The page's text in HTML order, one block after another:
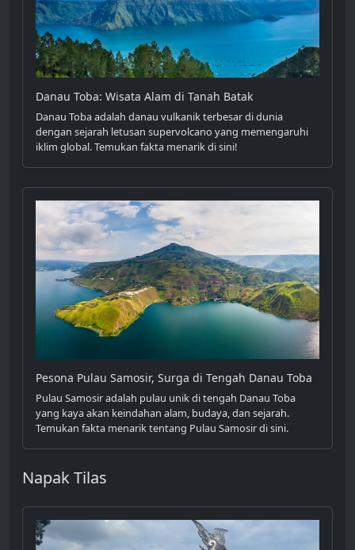
Danau Toba: Wisata Alam di Tanah Batak
Danau Toba adalah danau vulkanik terbesar di dunia
dengan sejarah letusan supervolcano yang memengaruhi
iklim global. Temukan fakta menarik di sini!
Pesona Pulau Samosir, Surga di Tengah Danau Toba
Pulau Samosir adalah pulau unik di tengah Danau Toba
yang kaya akan keindahan alam, budaya, dan sejarah.
Temukan fakta menarik tentang Pulau Samosir di sini.
Napak Tilas